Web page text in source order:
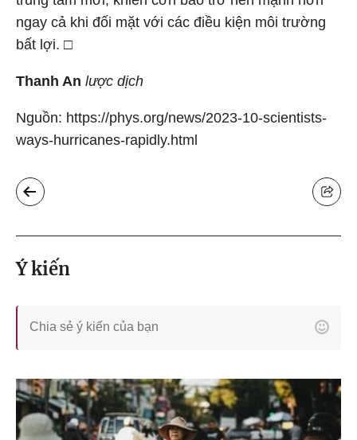
ngay cả khi đối mặt với các điều kiện môi trường
bất lợi. □
Thanh An lược dịch
Nguồn: https://phys.org/news/2023-10-scientists-
ways-hurricanes-rapidly.html
Ý kiến